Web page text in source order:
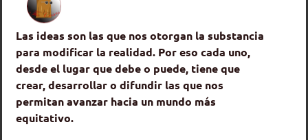
Las ideas son las que nos otorgan la substancia
para modificar la realidad. Por eso cada uno,
desde el lugar que debe o puede, tiene que
crear, desarrollar o difundir las que nos
permitan avanzar hacia un mundo más
equitativo.